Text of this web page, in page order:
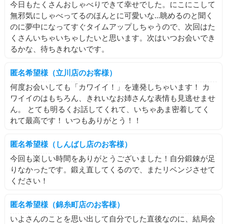
今日もたくさんおしゃべりできて幸せでした。にこにこして
無邪気にしゃべってるのほんとに可愛いな…眺めるのと聞く
のに夢中になってすぐタイムアップしちゃうので、次回はた
くさんいちゃいちゃしたいと思います。次はいつお会いでき
るかな、待ちきれないです。
匿名希望様（立川店のお客様）
何度お会いしても「カワイイ！」を連発しちゃいます！ カ
ワイイのはもちろん、きれいなお姉さんな表情も見逃せませ
ん。 とても明るくお話してくれて、いちゃあま密着してく
れて最高です！ いつもありがとう！！
匿名希望様（しんばし店のお客様）
今回も楽しい時間をありがとうございました！自分鍛錬が足
りなかったです。鍛え直してくるので、またリベンジさせて
ください！
匿名希望様（錦糸町店のお客様）
いよさんのことを思い出して自分でした直後なのに、結局会